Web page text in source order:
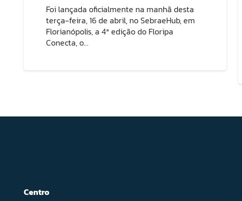
Foi lançada oficialmente na manhã desta
terça-feira, 16 de abril, no SebraeHub, em
Florianópolis, a 4ª edição do Floripa
Conecta, o…
Centro